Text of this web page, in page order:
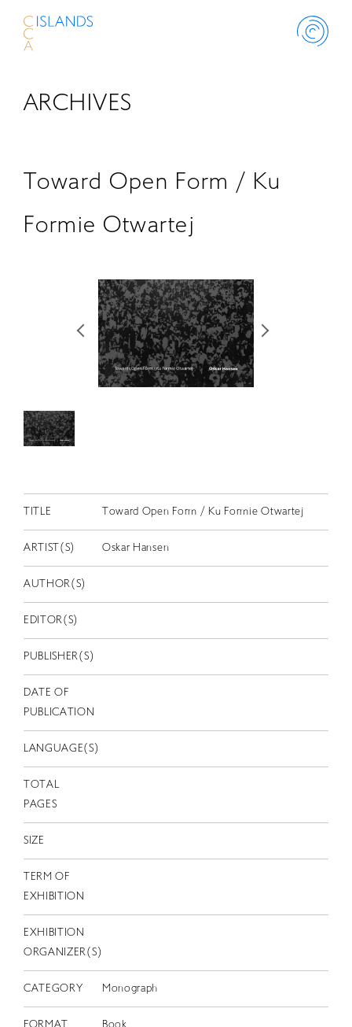
ABOUT
SCHOLARSHIP
RETRACE
出演者
スカラシップ受賞者
CONTACT
JP
EN
ARCHIVES
Toward Open Form / Ku
Formie Otwartej
TITLE Toward Open Form / Ku Formie Otwartej
ARTIST(S) Oskar Hansen
AUTHOR(S)
EDITOR(S)
PUBLISHER(S)
DATE OF
PUBLICATION
LANGUAGE(S)
TOTAL
PAGES
SIZE
TERM OF
EXHIBITION
EXHIBITION
ORGANIZER(S)
CATEGORY Monograph